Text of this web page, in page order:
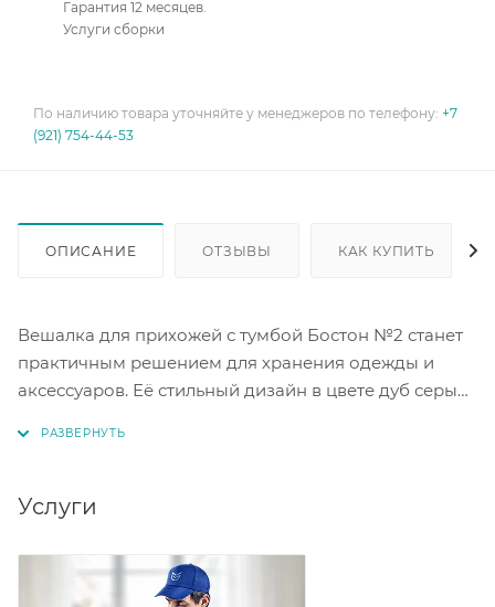
Гарантия 12 месяцев.
Услуги сборки
По наличию товара уточняйте у менеджеров по телефону: +7
(921) 754-44-53
ОПИСАНИЕ ОТЗЫВЫ КАК КУПИТЬ
Вешалка для прихожей с тумбой Бостон №2 станет
практичным решением для хранения одежды и
аксессуаров. Её стильный дизайн в цвете дуб серый
мелкие вещи. Продуманная конструкция
Эта вешалка сочетает в себе функциональность и
эстетичный внешний вид.
Услуги